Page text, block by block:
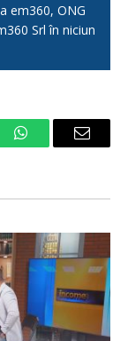
em360, ONG
Srl în niciun
WhatsAppEmail